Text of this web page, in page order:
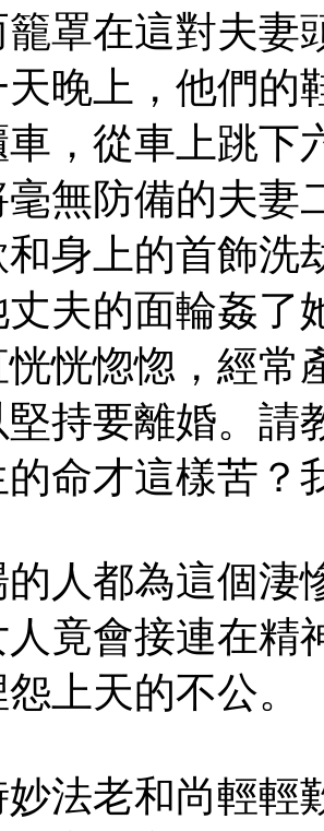
罩在這對夫妻
晚上，他們的
，從車上跳下
無防備的夫妻
身上的首飾洗
夫的面輪姦了
恍恍惚惚，經常
持要離婚。請
命才這樣苦？
都為這個淒
竟會接連在精
上天的不公。
老和尚輕輕